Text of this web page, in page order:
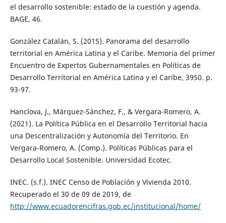
el desarrollo sostenible: estado de la cuestión y agenda.
BAGE, 46.
González Catalán, S. (2015). Panorama del desarrollo
territorial en América Latina y el Caribe. Memoria del primer
Encuentro de Expertos Gubernamentales en Políticas de
Desarrollo Territorial en América Latina y el Caribe, 3950. p.
93-97.
Hanclova, J., Márquez-Sánchez, F., & Vergara-Romero, A.
(2021). La Política Pública en el Desarrollo Territorial hacia
una Descentralización y Autonomía del Territorio. En
Vergara-Romero, A. (Comp.). Políticas Públicas para el
Desarrollo Local Sostenible. Universidad Ecotec.
INEC. (s.f.). INEC Censo de Población y Vivienda 2010.
Recuperado el 30 de 09 de 2019, de
http://www.ecuadorencifras.gob.ec/institucional/home/